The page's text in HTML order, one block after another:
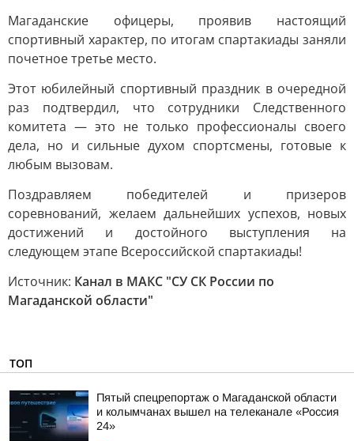
Магаданские офицеры, проявив настоящий
спортивный характер, по итогам спартакиады заняли
почетное третье место.
Этот юбилейный спортивный праздник в очередной
раз подтвердил, что сотрудники Следственного
комитета — это не только профессионалы своего
дела, но и сильные духом спортсмены, готовые к
любым вызовам.
Поздравляем победителей и призеров
соревнований, желаем дальнейших успехов, новых
достижений и достойного выступления на
следующем этапе Всероссийской спартакиады!
Источник: Канал в МАКС "СУ СК России по
Магаданской области"
ТОП
Пятый спецрепортаж о Магаданской области
и колымчанах вышел на телеканале «Россия
24»